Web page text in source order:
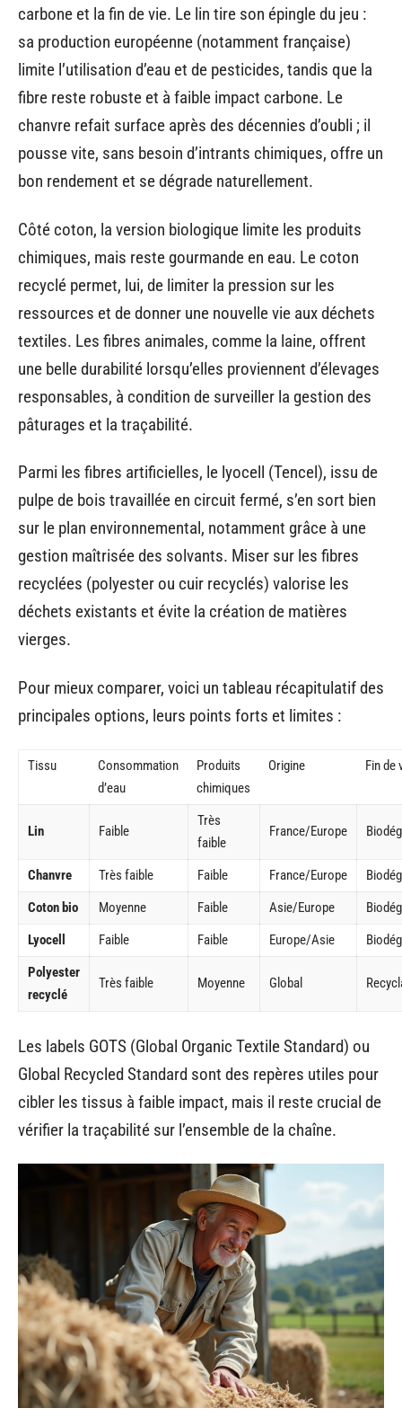
carbone et la fin de vie. Le lin tire son épingle du jeu :
sa production européenne (notamment française)
limite l’utilisation d’eau et de pesticides, tandis que la
fibre reste robuste et à faible impact carbone. Le
chanvre refait surface après des décennies d’oubli ; il
pousse vite, sans besoin d’intrants chimiques, offre un
bon rendement et se dégrade naturellement.
Côté coton, la version biologique limite les produits
chimiques, mais reste gourmande en eau. Le coton
recyclé permet, lui, de limiter la pression sur les
ressources et de donner une nouvelle vie aux déchets
textiles. Les fibres animales, comme la laine, offrent
une belle durabilité lorsqu’elles proviennent d’élevages
responsables, à condition de surveiller la gestion des
pâturages et la traçabilité.
Parmi les fibres artificielles, le lyocell (Tencel), issu de
pulpe de bois travaillée en circuit fermé, s’en sort bien
sur le plan environnemental, notamment grâce à une
gestion maîtrisée des solvants. Miser sur les fibres
recyclées (polyester ou cuir recyclés) valorise les
déchets existants et évite la création de matières
vierges.
Pour mieux comparer, voici un tableau récapitulatif des
principales options, leurs points forts et limites :
Tissu
Consommation
d’eau
Produits
chimiques
Origine Fin de
Lin Faible
Très
faible
France/Europe
Chanvre Très faible Faible France/Europe
Coton bio
Moyenne Faible Asie/Europe
Lyocell
Faible Faible Europe/Asie
Polyester
recyclé
Très faible Moyenne Global
Les labels GOTS (Global Organic Textile Standard) ou
Global Recycled Standard sont des repères utiles pour
cibler les tissus à faible impact, mais il reste crucial de
vérifier la traçabilité sur l’ensemble de la chaîne.